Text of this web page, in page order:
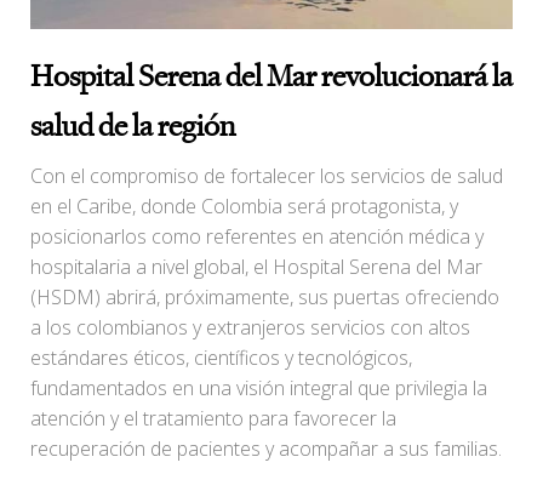
Hospital Serena del Mar revolucionará la
salud de la región
Con el compromiso de fortalecer los servicios de salud
en el Caribe, donde Colombia será protagonista, y
posicionarlos como referentes en atención médica y
hospitalaria a nivel global, el Hospital Serena del Mar
(HSDM) abrirá, próximamente, sus puertas ofreciendo
a los colombianos y extranjeros servicios con altos
estándares éticos, científicos y tecnológicos,
fundamentados en una visión integral que privilegia la
atención y el tratamiento para favorecer la
recuperación de pacientes y acompañar a sus familias.